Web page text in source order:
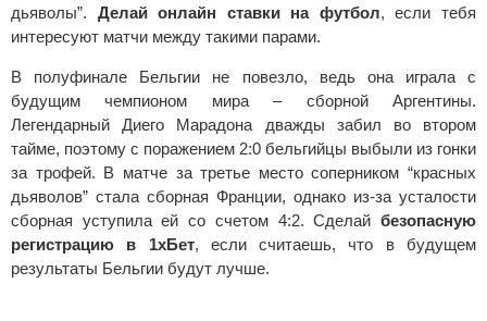
дьяволы”. Делай онлайн ставки на футбол, если тебя
интересуют матчи между такими парами.
В полуфинале Бельгии не повезло, ведь она играла с
будущим чемпионом мира – сборной Аргентины.
Легендарный Диего Марадона дважды забил во втором
тайме, поэтому с поражением 2:0 бельгийцы выбыли из гонки
за трофей. В матче за третье место соперником “красных
дьяволов” стала сборная Франции, однако из-за усталости
сборная уступила ей со счетом 4:2. Сделай безопасную
регистрацию в 1хБет, если считаешь, что в будущем
результаты Бельгии будут лучше.